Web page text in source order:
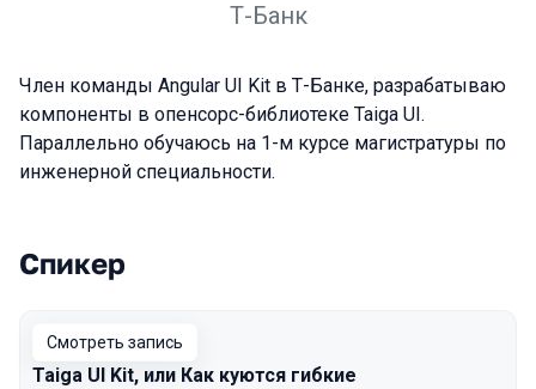
Т-Банк
Член команды Angular UI Kit в Т-Банке, разрабатываю
компоненты в опенсорс-библиотеке Taiga UI.
Параллельно обучаюсь на 1-м курсе магистратуры по
инженерной специальности.
Выступления в сезоне 2025 Spring
Спикер
Смотреть запись
Taiga UI Kit, или Как куются гибкие